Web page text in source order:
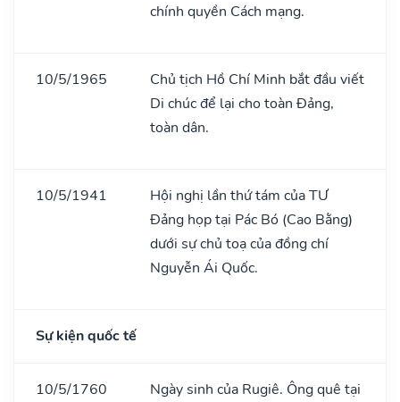
chính quyền Cách mạng.
10/5/1965
Chủ tịch Hồ Chí Minh bắt đầu viết
Di chúc để lại cho toàn Đảng,
toàn dân.
10/5/1941
Hội nghị lần thứ tám của TƯ
Đảng họp tại Pác Bó (Cao Bằng)
dưới sự chủ toạ của đồng chí
Nguyễn Ái Quốc.
Sự kiện quốc tế
10/5/1760
Ngày sinh của Rugiê. Ông quê tại